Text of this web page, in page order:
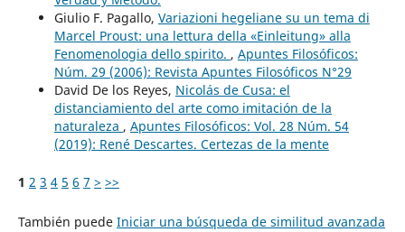
Giulio F. Pagallo, Variazioni hegeliane su un tema di
Marcel Proust: una lettura della «Einleitung» alla
Fenomenologia dello spirito. , Apuntes Filosóficos:
Núm. 29 (2006): Revista Apuntes Filosóficos N°29
David De los Reyes, Nicolás de Cusa: el
distanciamiento del arte como imitación de la
naturaleza , Apuntes Filosóficos: Vol. 28 Núm. 54
(2019): René Descartes. Certezas de la mente
1 2 3 4 5 6 7 > >>
También puede Iniciar una búsqueda de similitud avanzada